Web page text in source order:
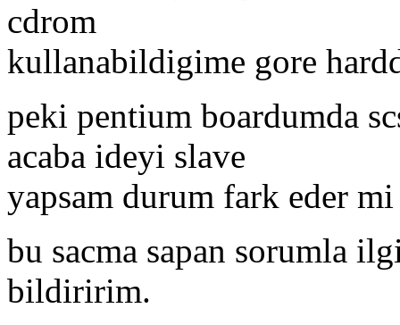
cdrom
kullanabildigime gore
peki pentium boardumda
acaba ideyi slave
yapsam durum fark eder mi
bu sacma sapan sorumla
bildiririm.